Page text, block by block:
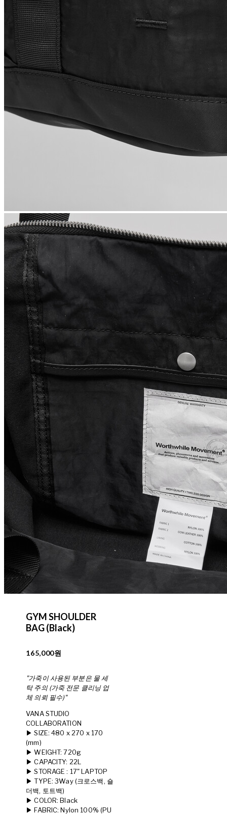
GYM SHOULDER
BAG (Black)
165,000원
"가죽이 사용된 부분은 물 세
탁 주의 (가죽 전문 클리닝 업
체 의뢰 필수)"
VANA STUDIO
COLLABORATION
▶︎ SIZE: 480 x 270 x 170
(mm)
▶︎ WEIGHT: 720g
▶︎ CAPACITY: 22L
▶︎ STORAGE : 17" LAPTOP
▶︎ TYPE: 3Way (크로스백, 숄
더백, 토트백)
▶︎ COLOR: Black
▶︎ FABRIC: Nylon 100% (PU